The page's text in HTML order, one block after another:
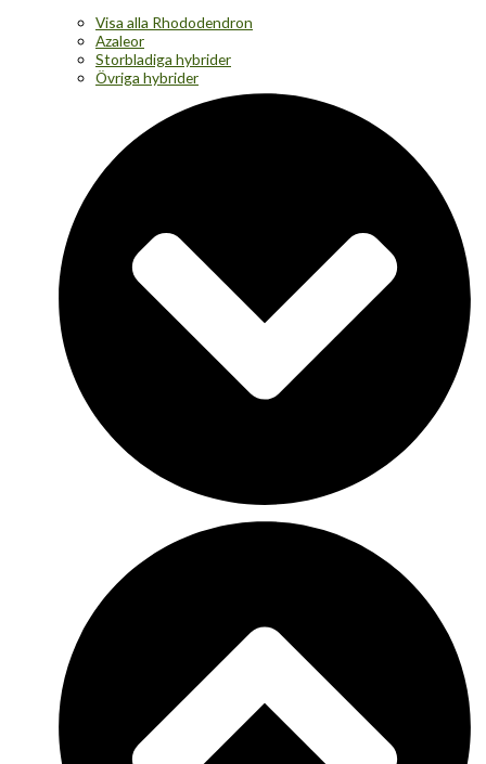
Visa alla Rhododendron
Azaleor
Storbladiga hybrider
Övriga hybrider